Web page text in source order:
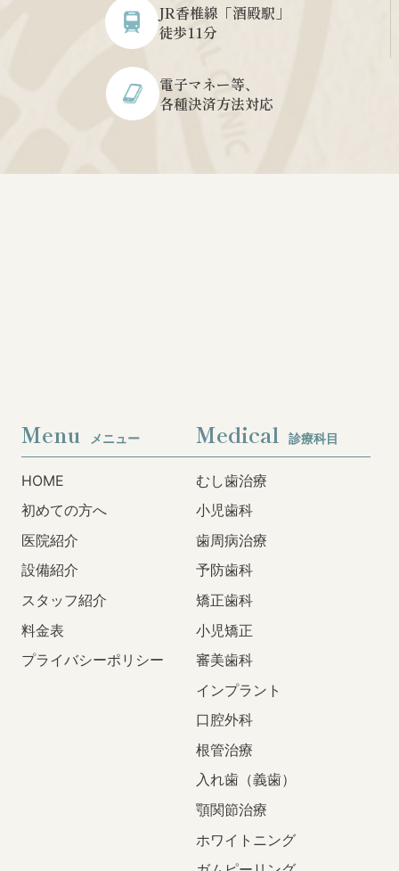
JR香椎線「酒殿駅」
徒歩11分
電子マネー等、
各種決済方法対応
Menu メニュー
HOME
初めての方へ
医院紹介
設備紹介
スタッフ紹介
料金表
プライバシーポリシー
Medical 診療科目
むし歯治療
小児歯科
歯周病治療
予防歯科
矯正歯科
小児矯正
審美歯科
インプラント
口腔外科
根管治療
入れ歯（義歯）
顎関節治療
ホワイトニング